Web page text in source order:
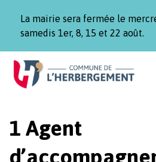
La mairie sera fermée le
samedis 1er, 8, 15 et 22 août.
Aller
Aller
contenu
Aller
pied
1 Agent